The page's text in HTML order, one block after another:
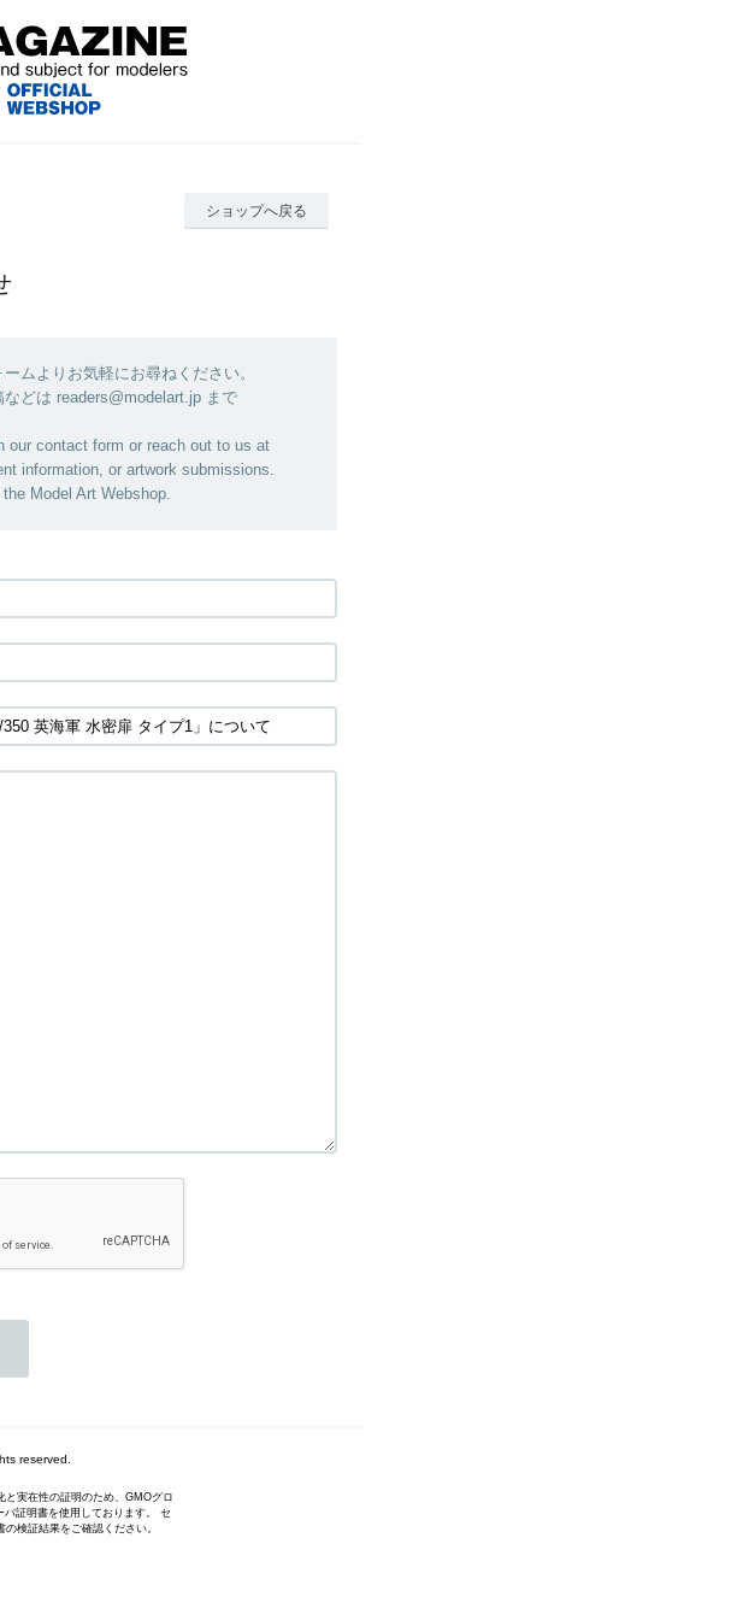
ショップへ戻る
ムよりお気軽にお尋ねください。
どは readers@modelart.jp まで
our contact form or reach out to us at
information, or artwork submissions.
Model Art Webshop.
reserved.
と実在性の証明のため、GMOグロ
証明書を使用しております。 セ
検証結果をご確認ください。